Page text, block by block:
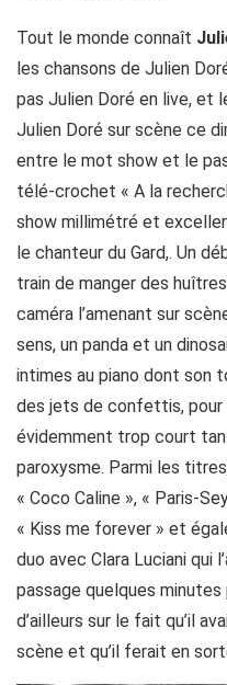
Tout le monde connaît
les chansons de Julien
pas Julien Doré en live, et
Julien Doré sur scène ce
entre le mot show et le
télé-crochet « A la
show millimétré et
le chanteur du Gard,. Un
train de manger des
caméra l’amenant sur
sens, un panda et un
intimes au piano dont son
des jets de confettis, pour
évidemment trop court
paroxysme. Parmi les
« Coco Caline », « Paris-
« Kiss me forever » et
duo avec Clara Luciani qui
passage quelques
d’ailleurs sur le fait qu’il
scène et qu’il ferait en